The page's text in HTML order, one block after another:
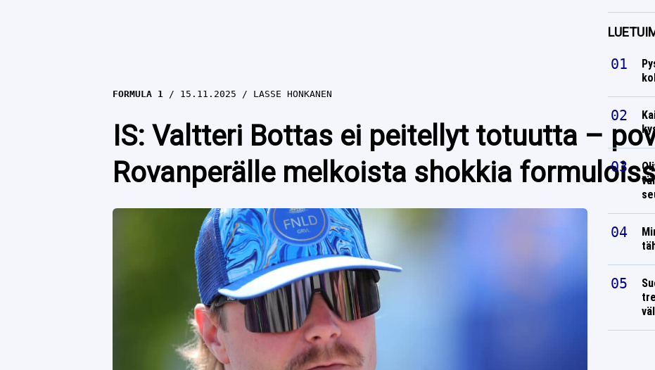
FORMULA 1 15.11.2025 LASSE HONKANEN
IS: Valtteri Bottas ei peitellyt totuutta –
Rovanperälle melkoista shokkia